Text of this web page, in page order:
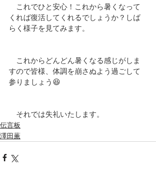
これでひと安心！これから暑くなって
くれば復活してくれるでしょうか？しば
らく様子を見てみます。
これからどんどん暑くなる感じがしま
すので皆様、体調を崩さぬよう過ごして
参りましょう😆
それでは失礼いたします。
伝言板
澤田薫